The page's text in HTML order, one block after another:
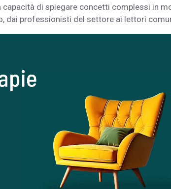
di spiegare concetti complessi in
dai professionisti del settore ai lettori